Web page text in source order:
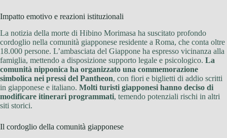
Impatto emotivo e reazioni istituzionali
La notizia della morte di Hibino Morimasa ha suscitato profondo
cordoglio nella comunità giapponese residente a Roma, che conta oltre
18.000 persone. L’ambasciata del Giappone ha espresso vicinanza alla
famiglia, mettendo a disposizione supporto legale e psicologico. La
comunità nipponica ha organizzato una commemorazione
simbolica nei pressi del Pantheon, con fiori e biglietti di addio scritti
in giapponese e italiano. Molti turisti giapponesi hanno deciso di
modificare itinerari programmati, temendo potenziali rischi in altri
siti storici.
Il cordoglio della comunità giapponese